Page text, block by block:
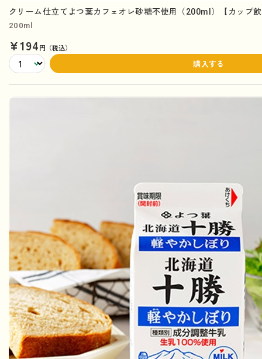
クリーム仕立てよつ葉カフェオレ砂糖不使用（200ml）【カップ
200ml
¥194円（税込）
購入する